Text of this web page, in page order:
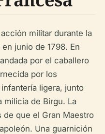
militar durante la
junio de 1798. En
por el caballero
por los
ligera, junto
milicia de Birgu. La
que el Gran Maestro
Una guarnición